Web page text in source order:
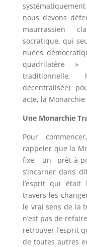
nous devons
maurrassien
socratique, qui
nuées
quadrilatère »
traditionnelle,
décentralisée)
acte, la
Une Monarchie
Pour
rappeler que la
fixe, un prêt-à-
s’incarner dans
l’esprit qui était
travers les
le vrai sens de la
n’est pas de
retrouver l’esprit
de toutes autres